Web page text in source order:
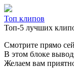
Топ клипов
Топ-5 лучших
Смотрите прямо
В этом блоке
Желаем вам